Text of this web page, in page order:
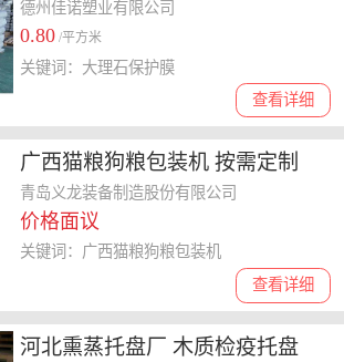
护膜
德州佳诺塑业有限公司
0.80 /平方米
查看详细
关键词：大理石保护膜
广西猫粮狗粮包装机 按需定制
青岛义龙装备制造股份有限公司
价格面议
查看详细
关键词：广西猫粮狗粮包装机
河北熏蒸托盘厂 木质检疫托盘